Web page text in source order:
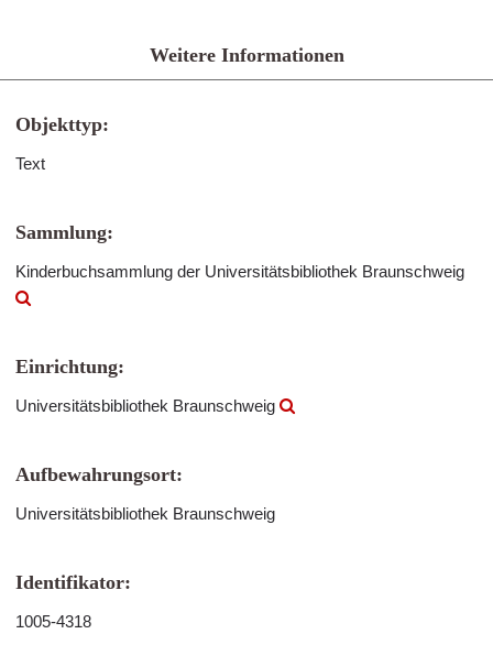
Weitere Informationen
Objekttyp:
Text
Sammlung:
Kinderbuchsammlung der Universitätsbibliothek Braunschweig
Einrichtung:
Universitätsbibliothek Braunschweig
Aufbewahrungsort:
Universitätsbibliothek Braunschweig
Identifikator:
1005-4318